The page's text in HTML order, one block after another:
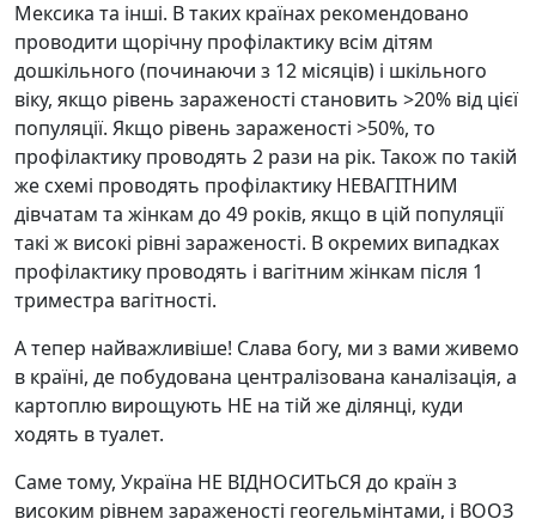
Мексика та інші. В таких країнах рекомендовано
проводити щорічну профілактику всім дітям
дошкільного (починаючи з 12 місяців) і шкільного
віку, якщо рівень зараженості становить >20% від цієї
популяції. Якщо рівень зараженості >50%, то
профілактику проводять 2 рази на рік. Також по такій
же схемі проводять профілактику НЕВАГІТНИМ
дівчатам та жінкам до 49 років, якщо в цій популяції
такі ж високі рівні зараженості. В окремих випадках
профілактику проводять і вагітним жінкам після 1
триместра вагітності.
А тепер найважливіше! Слава богу, ми з вами живемо
в країні, де побудована централізована каналізація, а
картоплю вирощують НЕ на тій же ділянці, куди
ходять в туалет.
Саме тому, Україна НЕ ВІДНОСИТЬСЯ до країн з
високим рівнем зараженості геогельмінтами, і ВООЗ